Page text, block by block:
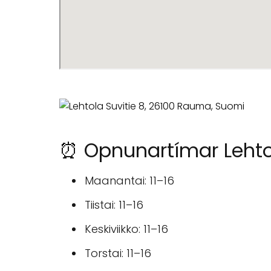
⏰ Opnunartímar
Maanantai: 11–16
Tiistai: 11–16
Keskiviikko: 11–16
Torstai: 11–16